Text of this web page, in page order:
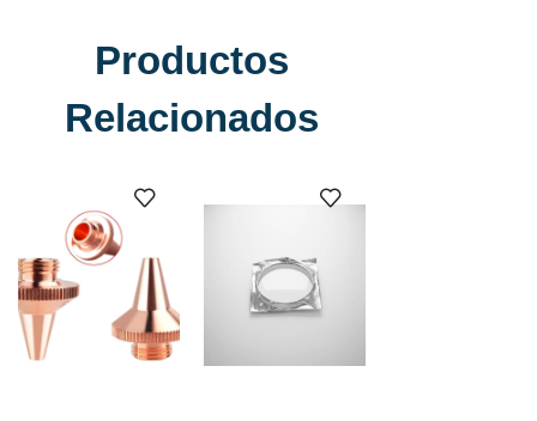
Productos
Relacionados